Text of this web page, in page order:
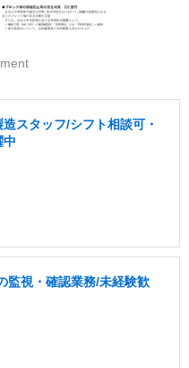
スタッフ/シフト相談可・
中
監視・確認業務/未経験歓